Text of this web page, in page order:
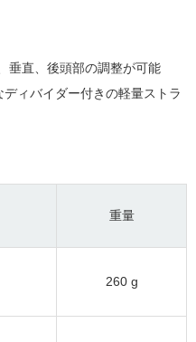
垂直、後頭部の調整が可能
ィバイダー付きの軽量ストラ
重量
260 g